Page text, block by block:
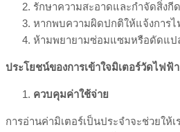
รักษาความสะอาดและกำจัดสิ่งกี
หากพบความผิดปกติให้แจ้งการ
ห้ามพยายามซ่อมแซมหรือดัดแปล
ประโยชน์ของการเข้าใจมิเตอร์วัดไฟฟ้า
ควบคุมค่าใช้จ่าย
การอ่านค่ามิเตอร์เป็นประจำจะช่วยให้